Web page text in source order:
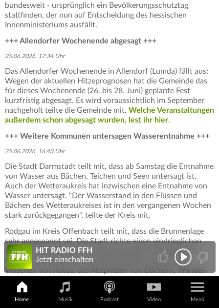
bundesweit - ursprünglich ein Bevölkerungsschutztag
stattfinden, der nun auf Entscheidung des hessischen
Innenministeriums ausfällt.
+++ Allendorfer Wochenende abgesagt +++
25.06.2026, 17:34 Uhr
Das Allendorfer Wochenende in Allendorf (Lumda) fällt aus:
Wegen der aktuellen Hitzeprognosen hat die Gemeinde das
für dieses Wochenende (26. bis 28. Juni) geplante Fest
kurzfristig abgesagt. Es wird voraussichtlich im September
nachgeholt teilte die Gemeinde mit. Welche Veranstaltungen
außerdem schon abgesagt wurden, lest ihr hier.
+++ Weitere Kommunen untersagen Wasserentnahme +++
25.06.2026, 16:43 Uhr
Die Stadt Darmstadt teilt mit, dass ab Samstag die Entnahme
von Wasser aus Bächen, Teichen und Seen untersagt ist.
Auch der Wetteraukreis hat inzwischen eine Entnahme von
Wasser untersagt. "Der Wasserstand in den Flüssen und
Bächen des Wetteraukreises ist in den vergangenen Wochen
stark zurückgegangen", teilte der Kreis mit.
Rodgau im Kreis Offenbach teilt mit, dass die Brunnenlage
sehr angespannt sei. Die Stadt richte einen eindringlichen
Appell an alle Einwohner, ab sofort strikt Trinkwasser zu
sparen. Das Bewässern von Rasenflächen, das private
Waschen von Autos, das Abspritzen von Dächern, Wänden
oder Terrassen habe komplett zu unterbleiben.
Home Musik Podcast Video Menü
HIT RADIO FFH
Jetzt einschalten